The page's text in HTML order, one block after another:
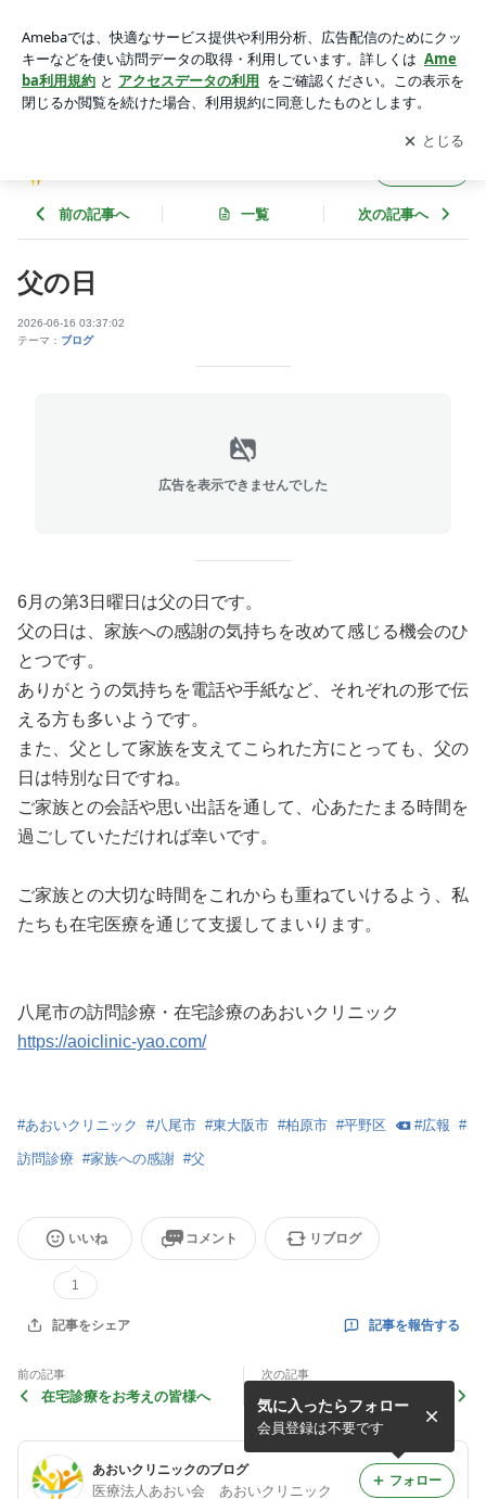
アプリをダウンロードして ブログの更新通知
を受け取りまし
ょう。
開く
前の記事へ 一覧 次の記事へ
父の日
2026-06-16 03:37:02
テーマ： ブログ
広告を表示できませんでした
6月の第3日曜日は父の日です。
父の日は、家族への感謝の気持ちを改めて感じる機会のひ
とつです。
ありがとうの気持ちを電話や手紙など、それぞれの形で伝
える方も多いようです。
また、父として家族を支えてこられた方にとっても、父の
日は特別な日ですね。
ご家族との会話や思い出話を通して、心あたたまる時間を
過ごしていただければ幸いです。
ご家族との大切な時間をこれからも重ねていけるよう、私
たちも在宅医療を通じて支援してまいります。
八尾市の訪問診療・在宅診療のあおいクリニック
https://aoiclinic-yao.com/
#あおいクリニック #八尾市 #東大阪市 #柏原市 #平野区 #広報 #
訪問診療 #家族への感謝 #父
いいね
1
コメント リブログ
記事をシェア 記事を報告する
前の記事
在宅診療をお考えの皆様へ
次の記事
あおいクリニックのブログ
医療法人あおい会 あおいクリニック
気に入ったらフォロー
会員登録は不要です
フォロー